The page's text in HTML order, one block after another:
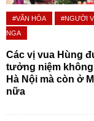
#VĂN HÓA
#NGƯỜI
NGA
Các vị vua Hùng
tưởng niệm
Hà Nội mà còn ở
nữa